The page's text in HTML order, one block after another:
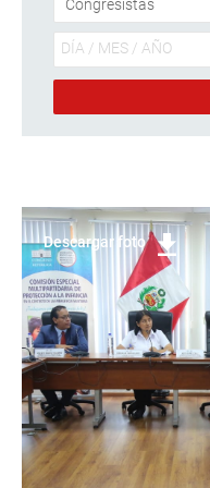
Descargar foto